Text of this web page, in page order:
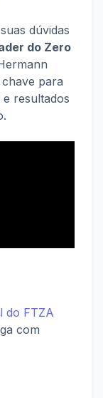
dúvidas
do Zero
para
resultados
do FTZA
com